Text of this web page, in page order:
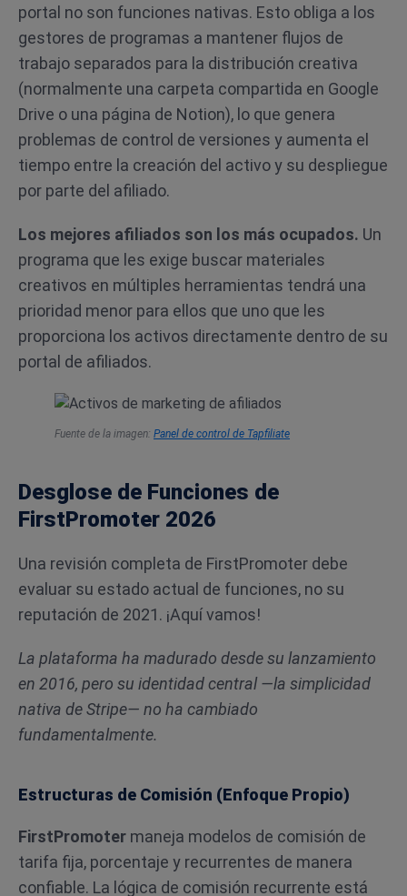
portal no son funciones nativas. Esto obliga a los
gestores de programas a mantener flujos de
trabajo separados para la distribución creativa
(normalmente una carpeta compartida en Google
Drive o una página de Notion), lo que genera
problemas de control de versiones y aumenta el
tiempo entre la creación del activo y su despliegue
por parte del afiliado.
Los mejores afiliados son los más ocupados. Un
programa que les exige buscar materiales
creativos en múltiples herramientas tendrá una
prioridad menor para ellos que uno que les
proporciona los activos directamente dentro de su
portal de afiliados.
Fuente de la imagen: Panel de control de Tapfiliate
Desglose de Funciones de
FirstPromoter 2026
Una revisión completa de FirstPromoter debe
evaluar su estado actual de funciones, no su
reputación de 2021. ¡Aquí vamos!
La plataforma ha madurado desde su lanzamiento
en 2016, pero su identidad central —la simplicidad
nativa de Stripe— no ha cambiado
fundamentalmente.
Estructuras de Comisión (Enfoque Propio)
FirstPromoter maneja modelos de comisión de
tarifa fija, porcentaje y recurrentes de manera
confiable. La lógica de comisión recurrente está